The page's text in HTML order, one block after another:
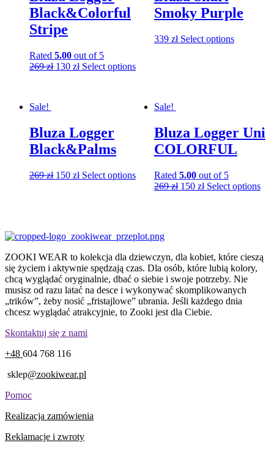
Black&Colorful
Stripe
Rated 5.00 out of 5
269zł 130 zł Select options
Smoky Purple
339 zł Select options
Sale!
Bluza Logger
Black&Palms
269zł 150 zł Select options
Sale!
Bluza Logger Uni
COLORFUL
Rated 5.00out of 5
269zł 150 zł Select options
ZOOKI WEAR to kolekcja dla dziewczyn, dla kobiet, które cieszą
się życiem i aktywnie spędzają czas. Dla osób, które lubią kolory,
chcą wyglądać oryginalnie, dbać o siebie i swoje potrzeby. Nie
musisz od razu latać na desce i wykonywać skomplikowanych
„trików”, żeby nosić „fristajlowe” ubrania. Jeśli każdego dnia
chcesz wyglądać atrakcyjnie, to Zooki jest dla Ciebie.
Skontaktuj się z nami
+48 604 768 116
sklep@zookiwear.pl
Pomoc
Realizacja zamówienia
Reklamacje i zwroty